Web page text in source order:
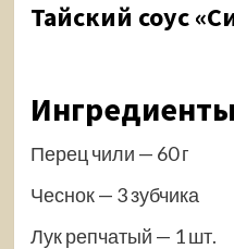
Тайский соус
Ингредиенты
Перец чили — 60 г
Чеснок — 3 зубчика
Лук репчатый — 1 шт.